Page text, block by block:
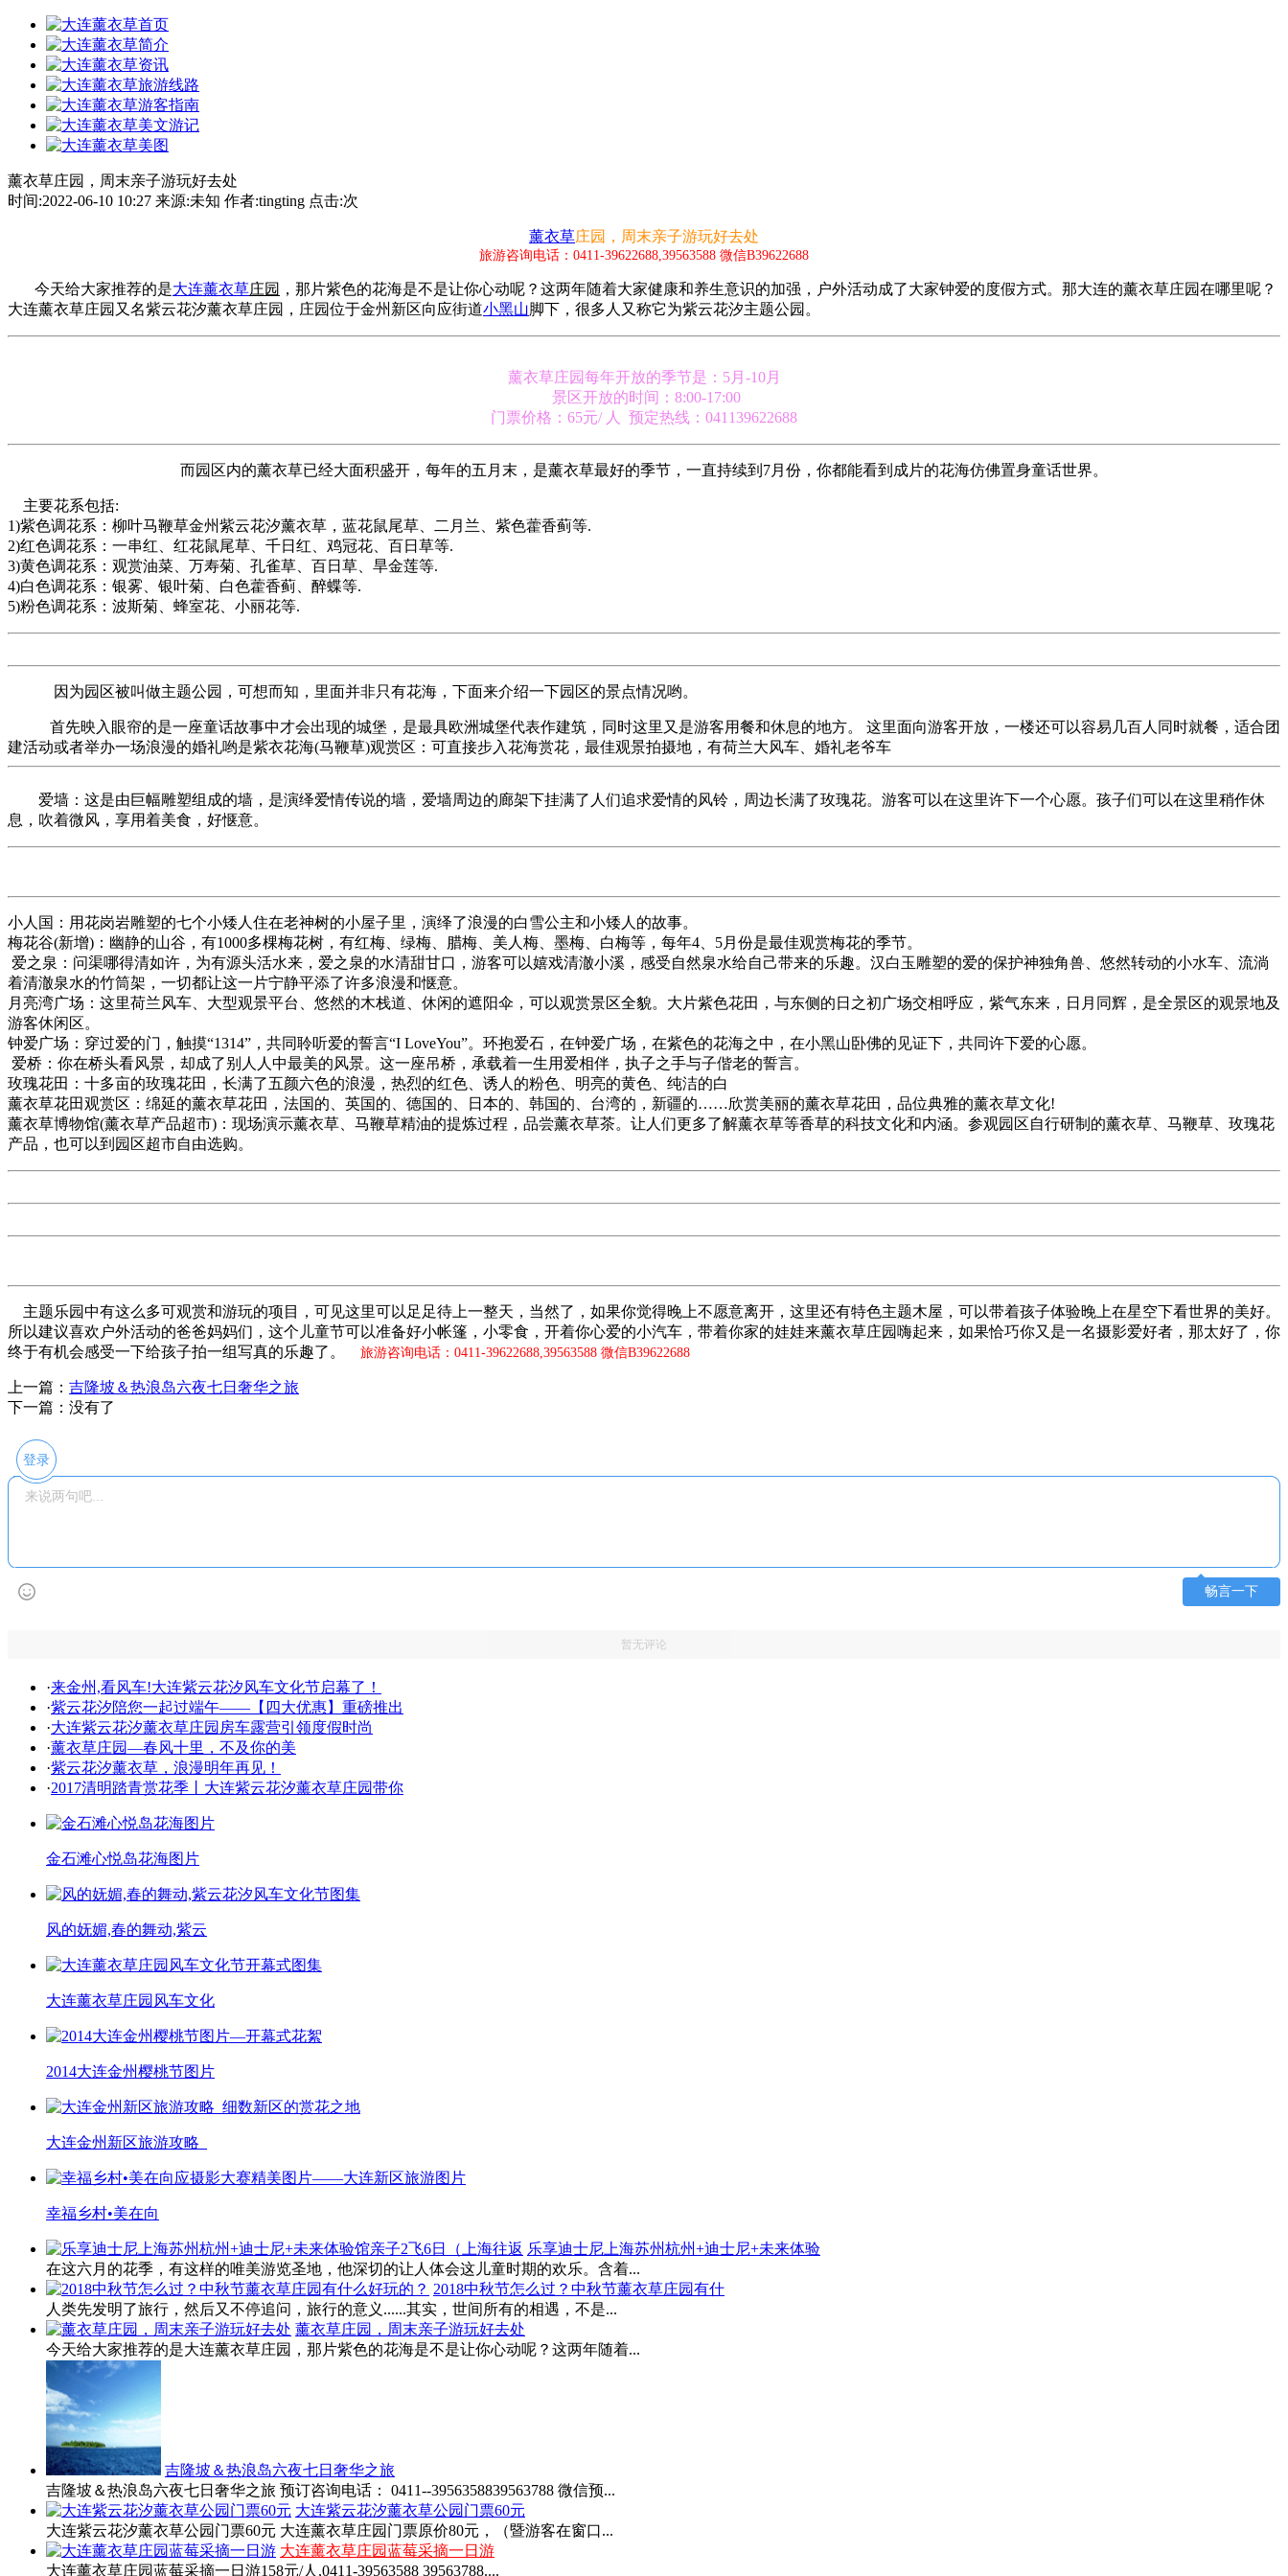
薰衣草庄园，周末亲子游玩好去处
时间:2022-06-10 10:27 来源:未知 作者:tingting 点击:次
薰衣草庄园，周末亲子游玩好去处
旅游咨询电话：0411-39622688,39563588 微信B39622688
今天给大家推荐的是大连薰衣草庄园 ，那片紫色的花海是不是让你心动呢？这两年随着大家健康和养生意识的加强，户外活动成了大家钟爱的度假方式。那大连的薰衣草庄园在哪里呢？
大连薰衣草庄园又名紫云花汐薰衣草庄园，庄园位于金州新区向应街道小黑山脚下，很多人又称它为紫云花汐主题公园。
薰衣草庄园每年开放的季节是：5月-10月
景区开放的时间：8:00-17:00
门票价格：65元/ 人 预定热线：041139622688
而园区内的薰衣草已经大面积盛开，每年的五月末，是薰衣草最好的季节，一直持续到7月份，你都能看到成片的花海仿佛置身童话世界。
主要花系包括:
1)紫色调花系：柳叶马鞭草金州紫云花汐薰衣草，蓝花鼠尾草、二月兰、紫色藿香蓟等.
2)红色调花系：一串红、红花鼠尾草、千日红、鸡冠花、百日草等.
3)黄色调花系：观赏油菜、万寿菊、孔雀草、百日草、旱金莲等.
4)白色调花系：银雾、银叶菊、白色藿香蓟、醉蝶等.
5)粉色调花系：波斯菊、蜂室花、小丽花等.
因为园区被叫做主题公园，可想而知，里面并非只有花海，下面来介绍一下园区的景点情况哟。
首先映入眼帘的是一座童话故事中才会出现的城堡，是最具欧洲城堡代表作建筑，同时这里又是游客用餐和休息的地方。 这里面向游客开放，一楼还可以容易几百人同时就餐，适合团
建活动或者举办一场浪漫的婚礼哟是紫衣花海(马鞭草)观赏区：可直接步入花海赏花，最佳观景拍摄地，有荷兰大风车、婚礼老爷车
爱墙：这是由巨幅雕塑组成的墙，是演绎爱情传说的墙，爱墙周边的廊架下挂满了人们追求爱情的风铃，周边长满了玫瑰花。游客可以在这里许下一个心愿。孩子们可以在这里稍作休
息，吹着微风，享用着美食，好惬意。
小人国：用花岗岩雕塑的七个小矮人住在老神树的小屋子里，演绎了浪漫的白雪公主和小矮人的故事。
梅花谷(新增)：幽静的山谷，有1000多棵梅花树，有红梅、绿梅、腊梅、美人梅、墨梅、白梅等，每年4、5月份是最佳观赏梅花的季节。
爱之泉：问渠哪得清如许，为有源头活水来，爱之泉的水清甜甘口，游客可以嬉戏清澈小溪，感受自然泉水给自己带来的乐趣。汉白玉雕塑的爱的保护神独角兽、悠然转动的小水车、流淌
着清澈泉水的竹筒架，一切都让这一片宁静平添了许多浪漫和惬意。
月亮湾广场：这里荷兰风车、大型观景平台、悠然的木栈道、休闲的遮阳伞，可以观赏景区全貌。大片紫色花田，与东侧的日之初广场交相呼应，紫气东来，日月同辉，是全景区的观景地及
游客休闲区。
钟爱广场：穿过爱的门，触摸“1314”，共同聆听爱的誓言“I LoveYou”。环抱爱石，在钟爱广场，在紫色的花海之中，在小黑山卧佛的见证下，共同许下爱的心愿。
爱桥：你在桥头看风景，却成了别人人中最美的风景。这一座吊桥，承载着一生用爱相伴，执子之手与子偕老的誓言。
玫瑰花田：十多亩的玫瑰花田，长满了五颜六色的浪漫，热烈的红色、诱人的粉色、明亮的黄色、纯洁的白
薰衣草花田观赏区：绵延的薰衣草花田，法国的、英国的、德国的、日本的、韩国的、台湾的，新疆的……欣赏美丽的薰衣草花田，品位典雅的薰衣草文化!
薰衣草博物馆(薰衣草产品超市)：现场演示薰衣草、马鞭草精油的提炼过程，品尝薰衣草茶。让人们更多了解薰衣草等香草的科技文化和内涵。参观园区自行研制的薰衣草、马鞭草、玫瑰花
产品，也可以到园区超市自由选购。
主题乐园中有这么多可观赏和游玩的项目，可见这里可以足足待上一整天，当然了，如果你觉得晚上不愿意离开，这里还有特色主题木屋，可以带着孩子体验晚上在星空下看世界的美好。
所以建议喜欢户外活动的爸爸妈妈们，这个儿童节可以准备好小帐篷，小零食，开着你心爱的小汽车，带着你家的娃娃来薰衣草庄园嗨起来，如果恰巧你又是一名摄影爱好者，那太好了，你
终于有机会感受一下给孩子拍一组写真的乐趣了。 旅游咨询电话：0411-39622688,39563588 微信B39622688
上一篇： 吉隆坡＆热浪岛六夜七日奢华之旅
下一篇：没有了
登录
畅言一下
暂无评论
·来金州,看风车!大连紫云花汐风车文化节启幕了！
·紫云花汐陪您一起过端午——【四大优惠】重磅推出
·大连紫云花汐薰衣草庄园房车露营引领度假时尚
·薰衣草庄园—春风十里，不及你的美
·紫云花汐薰衣草，浪漫明年再见！
·2017清明踏青赏花季丨大连紫云花汐薰衣草庄园带你
金石滩心悦岛花海图片
风的妩媚,春的舞动,紫云
大连薰衣草庄园风车文化
2014大连金州樱桃节图片
大连金州新区旅游攻略_
幸福乡村•美在向
乐享迪士尼上海苏州杭州+迪士尼+未来体验
在这六月的花季，有这样的唯美游览圣地，他深切的让人体会这儿童时期的欢乐。含着...
2018中秋节怎么过？中秋节薰衣草庄园有什
人类先发明了旅行，然后又不停追问，旅行的意义......其实，世间所有的相遇，不是...
薰衣草庄园，周末亲子游玩好去处
今天给大家推荐的是大连薰衣草庄园，那片紫色的花海是不是让你心动呢？这两年随着...
吉隆坡＆热浪岛六夜七日奢华之旅
吉隆坡＆热浪岛六夜七日奢华之旅 预订咨询电话： 0411--3956358839563788 微信预...
大连紫云花汐薰衣草公园门票60元
大连紫云花汐薰衣草公园门票60元 大连薰衣草庄园门票原价80元，（暨游客在窗口...
大连薰衣草庄园蓝莓采摘一日游
大连薰衣草庄园蓝莓采摘一日游158元/人,0411-39563588 39563788....